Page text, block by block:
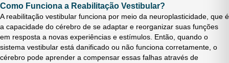
Como Funciona a Reabilitação Vestibular?
A reabilitação vestibular funciona por meio da neuroplasticidade, que é
a capacidade do cérebro de se adaptar e reorganizar suas funções
em resposta a novas experiências e estímulos. Então, quando o
sistema vestibular está danificado ou não funciona corretamente, o
cérebro pode aprender a compensar essas falhas através de